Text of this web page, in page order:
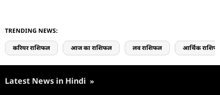
TRENDING NEWS:
करियर राशिफल आज का राशिफल लव राशिफल आर्थिक
Latest News in Hindi »